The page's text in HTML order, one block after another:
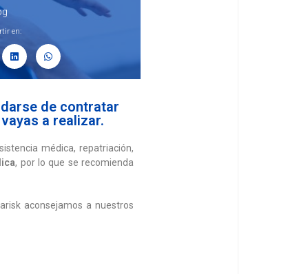
en:
de contratar
a realizar.
médica, repatriación,
, por lo que se recomienda
aconsejamos a nuestros